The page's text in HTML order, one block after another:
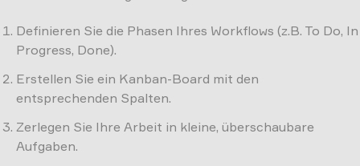
Definieren Sie die Phasen Ihres Workflows (z.B. To Do, In
Progress, Done).
Erstellen Sie ein Kanban-Board mit den
entsprechenden Spalten.
Zerlegen Sie Ihre Arbeit in kleine, überschaubare
Aufgaben.